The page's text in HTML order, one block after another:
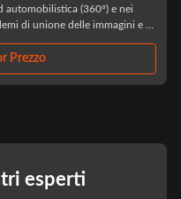
automobilistica (360°) e nei
di unione delle immagini e di
erroneamente come ...
Prezzo
esperti